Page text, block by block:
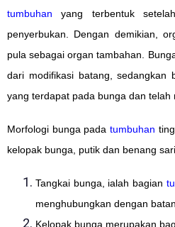
tumbuhan yang terbentuk
penyerbukan. Dengan demikian,
pula sebagai organ tambahan.
dari modifikasi batang, sedangkan
yang terdapat pada bunga dan telah
Morfologi bunga pada tumbuhan
kelopak bunga, putik dan benang sari.
Tangkai bunga, ialah bagian
menghubungkan dengan
Kelopak bunga merupakan